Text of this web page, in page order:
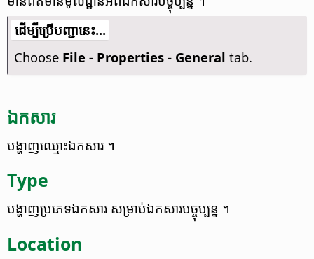
​​ដើម្បី​ប្រើ​​បញ្ជា​នេះ...
Choose File - Properties - General tab.
ឯកសារ
បង្ហាញ​ឈ្មោះ​ឯកសារ​ ។
Type
បង្ហាញ​ប្រភេទ​ឯកសារ​ សម្រាប់​ឯកសារ​បច្ចុប្បន្ន​ ។
Location